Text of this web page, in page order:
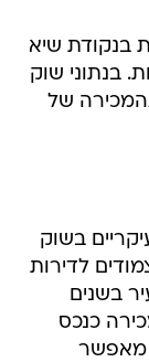
בנקודת שיא
בנתוני שוק
המכירה של
בשוק
לדירות
בשנים
כנכס
מאפשר